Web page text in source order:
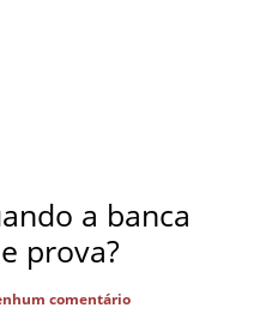
a banca
prova?
comentário